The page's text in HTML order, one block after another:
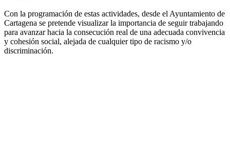
Con la programación de estas actividades, desde el Ayuntamiento de
Cartagena se pretende visualizar la importancia de seguir trabajando
para avanzar hacia la consecución real de una adecuada convivencia
y cohesión social, alejada de cualquier tipo de racismo y/o
discriminación.